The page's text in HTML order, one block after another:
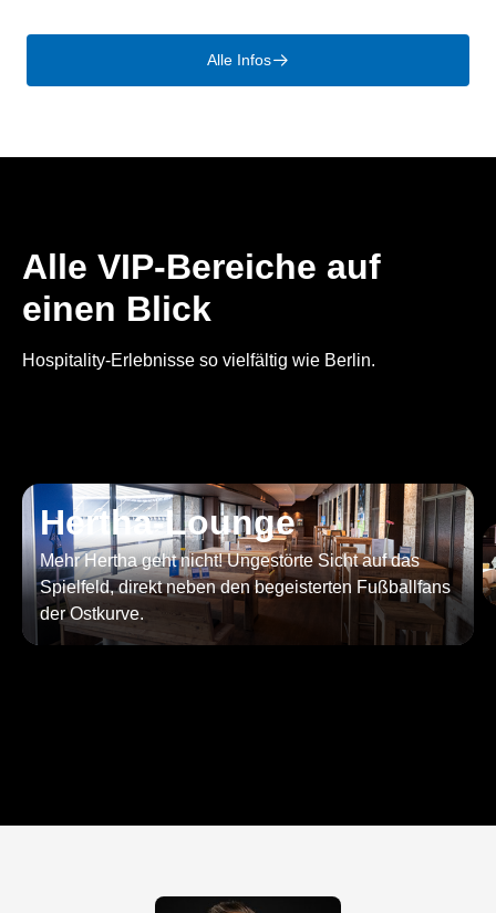
Alle Infos􀄫
Alle VIP-Bereiche auf
einen Blick
Hospitality-Erlebnisse so vielfältig wie Berlin.
Hertha-Lounge
Mehr Hertha geht nicht! Ungestörte Sicht auf das
Spielfeld, direkt neben den begeisterten Fußballfans
der Ostkurve.